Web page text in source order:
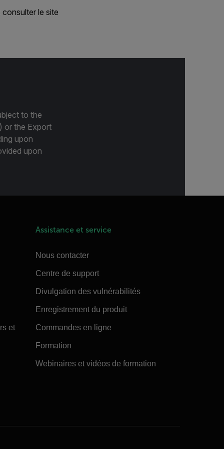
consulter le site
to the
or the Export
upon
upon
et
Assistance et service
Nous contacter
Centre de support
Divulgation des vulnérabilités
Enregistrement du produit
Commandes en ligne
Formation
Webinaires et vidéos de formation